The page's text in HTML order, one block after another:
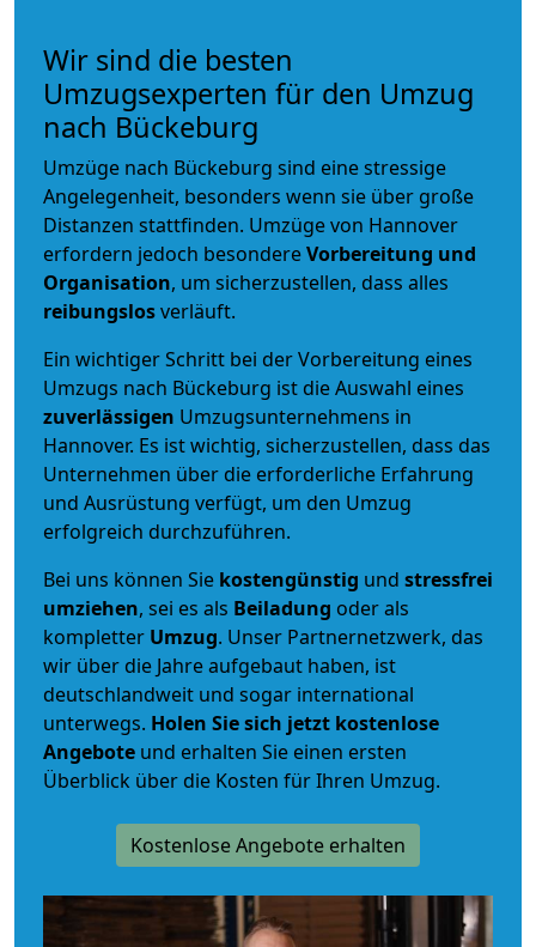
Wir sind die besten
Umzugsexperten für den Umzug
nach Bückeburg
Umzüge nach Bückeburg sind eine stressige
Angelegenheit, besonders wenn sie über große
Distanzen stattfinden. Umzüge von Hannover
erfordern jedoch besondereVorbereitung und
Organisation, um sicherzustellen, dass alles
reibungslosverläuft.
Ein wichtiger Schritt bei der Vorbereitung eines
Umzugs nach Bückeburg ist die Auswahl eines
zuverlässigen Umzugsunternehmens in
Hannover. Es ist wichtig, sicherzustellen, dass das
Unternehmen über die erforderliche Erfahrung
und Ausrüstung verfügt, um den Umzug
erfolgreich durchzuführen.
Bei uns können Sie kostengünstig und stressfrei
umziehen, sei es als Beiladung oder als
kompletter Umzug. Unser Partnernetzwerk, das
wir über die Jahre aufgebaut haben, ist
deutschlandweit und sogar international
unterwegs. Holen Sie sich jetzt kostenlose
Angebote und erhalten Sie einen ersten
Überblick über die Kosten für Ihren Umzug.
Kostenlose Angebote erhalten